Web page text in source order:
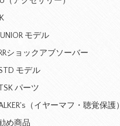
モデル
RRショックアブソーバー
モデル
パーツ
（イヤーマフ・聴覚保護）
め商品